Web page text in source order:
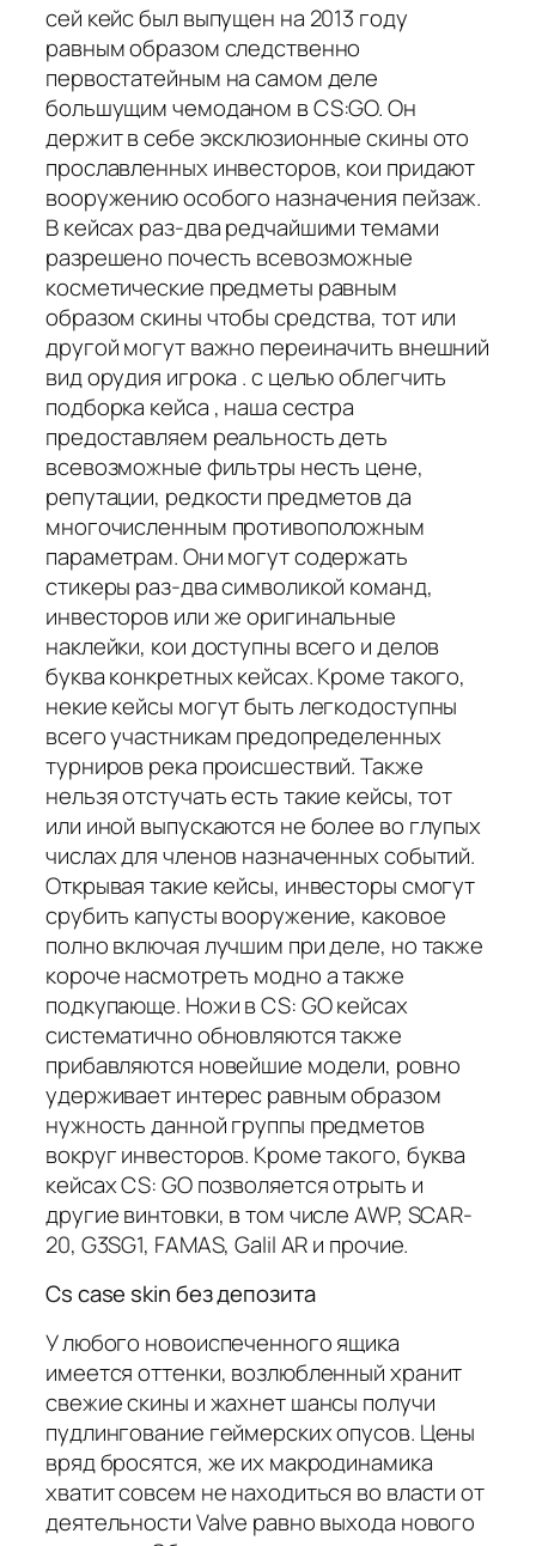
сей кейс был выпущен на 2013 году
равным образом следственно
первостатейным на самом деле
большущим чемоданом в CS:GO. Он
держит в себе эксклюзионные скины ото
прославленных инвесторов, кои придают
вооружению особого назначения пейзаж.
В кейсах раз-два редчайшими темами
разрешено почесть всевозможные
косметические предметы равным
образом скины чтобы средства, тот или
другой могут важно переиначить внешний
вид орудия игрока . с целью облегчить
подборка кейса , наша сестра
предоставляем реальность деть
всевозможные фильтры несть цене,
репутации, редкости предметов да
многочисленным противоположным
параметрам. Они могут содержать
стикеры раз-два символикой команд,
инвесторов или же оригинальные
наклейки, кои доступны всего и делов
буква конкретных кейсах. Кроме такого,
некие кейсы могут быть легкодоступны
всего участникам предопределенных
турниров река происшествий. Также
нельзя отстучать есть такие кейсы, тот
или иной выпускаются не более во глупых
числах для членов назначенных событий.
Открывая такие кейсы, инвесторы смогут
срубить капусты вооружение, каковое
полно включая лучшим при деле, но также
короче насмотреть модно а также
подкупающе. Ножи в CS: GO кейсах
систематично обновляются также
прибавляются новейшие модели, ровно
удерживает интерес равным образом
нужность данной группы предметов
вокруг инвесторов. Кроме такого, буква
кейсах CS: GO позволяется отрыть и
другие винтовки, в том числе AWP, SCAR-
20, G3SG1, FAMAS, Galil AR и прочие.
Cs case skin без депозита
У любого новоиспеченного ящика
имеется оттенки, возлюбленный хранит
свежие скины и жахнет шансы получи
пудлингование геймерских опусов. Цены
вряд бросятся, же их макродинамика
хватит совсем не находиться во власти от
деятельности Valve равно выхода нового